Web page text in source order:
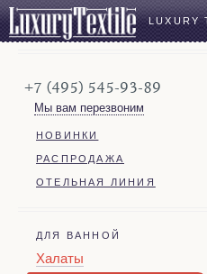
+7 (495) 545-93-89
Мы вам перезвоним
НОВИНКИ
РАСПРОДАЖА
ОТЕЛЬНАЯ ЛИНИЯ
ДЛЯ ВАННОЙ
Халаты